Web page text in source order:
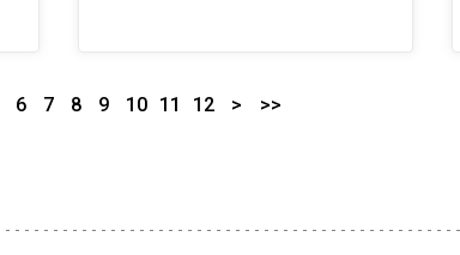
6 7 8 9 10 11 12 > >>